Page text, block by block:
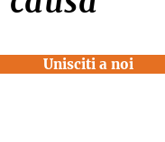
Unisciti a noi